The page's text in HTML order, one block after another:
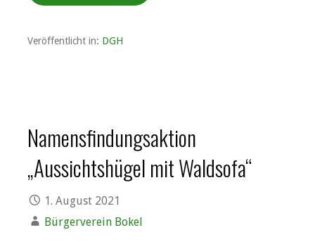
Veröffentlicht in: DGH
Namensfindungsaktion
„Aussichtshügel mit Waldsofa“
1. August 2021
Bürgerverein Bokel